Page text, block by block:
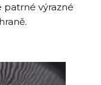
patrné výrazné